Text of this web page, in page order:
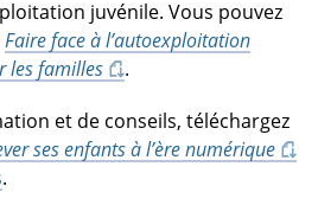
juvénile. Vous pouvez
Faire face à l’autoexploitation
les familles
.
et de conseils, téléchargez
ses enfants à l’ère numérique
.